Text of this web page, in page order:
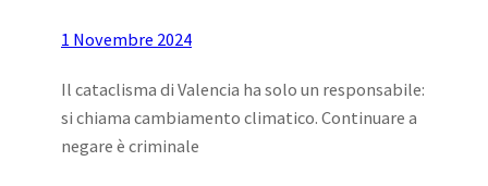
1 Novembre 2024
Il cataclisma di Valencia ha solo un responsabile:
si chiama cambiamento climatico. Continuare a
negare è criminale